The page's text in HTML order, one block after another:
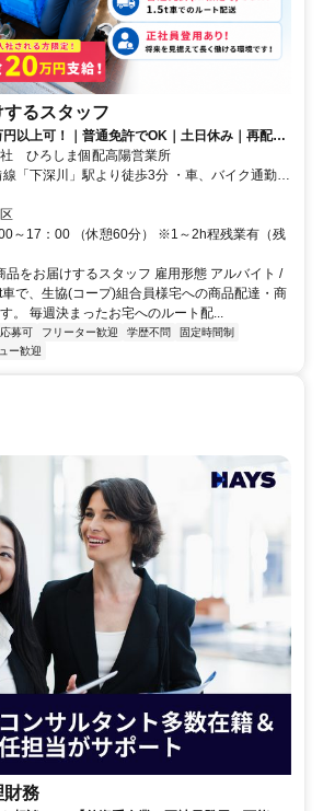
るスタッフ
以上可！｜普通免許でOK｜土日休み｜再配達
近距離配送
ひろしま個配高陽営業所
「下深川」駅より徒歩3分 ・車、バイク通勤
～17：00 （休憩60分） ※1～2h程残業有（残
品をお届けするスタッフ 雇用形態 アルバイト /
で、生協(コープ)組合員様宅への商品配達・商
。 毎週決まったお宅へのルート配...
募可 フリーター歓迎 学歴不問
固定時間制
ー歓迎
財務